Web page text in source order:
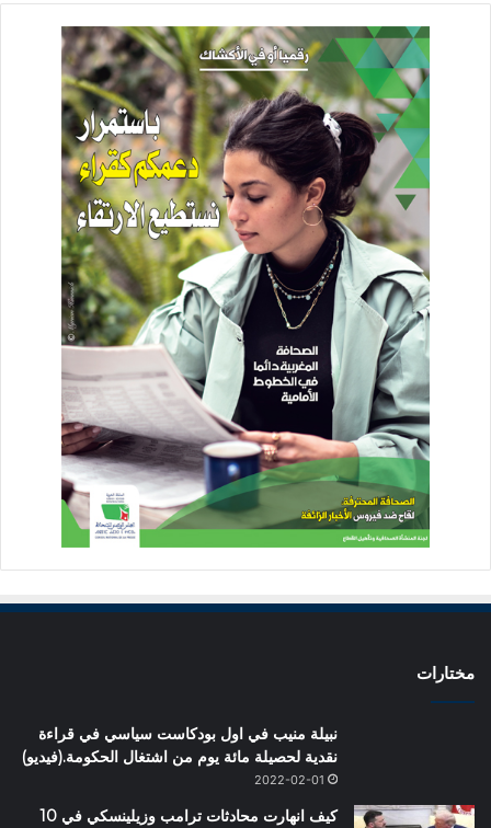
مختارات
نبيلة منيب في اول بودكاست سياسي في قراءة
نقدية لحصيلة مائة يوم من اشتغال الحكومة.(فيديو)
2022-02-01
كيف انهارت محادثات ترامب وزيلينسكي في 10